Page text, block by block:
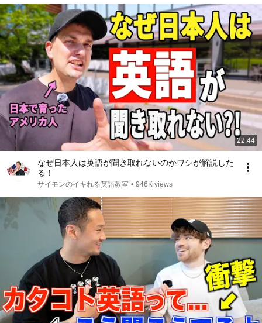
22:44
なぜ日本人は英語が聞き取れないのかワシが解説した
る！
サイモンのイキれる英語教室 • 946K views